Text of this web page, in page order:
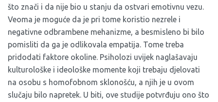
što znači i da nije bio u stanju da ostvari emotivnu vezu.
Veoma je moguće da je pri tome koristio nezrele i
negativne odbrambene mehanizme, a besmisleno bi bilo
pomisliti da ga je odlikovala empatija. Tome treba
pridodati faktore okoline. Psiholozi uvijek naglašavaju
kulturološke i ideološke momente koji trebaju djelovati
na osobu s homofobnom sklonošću, a njih je u ovom
slučaju bilo napretek. U biti, ove studije potvrđuju ono što